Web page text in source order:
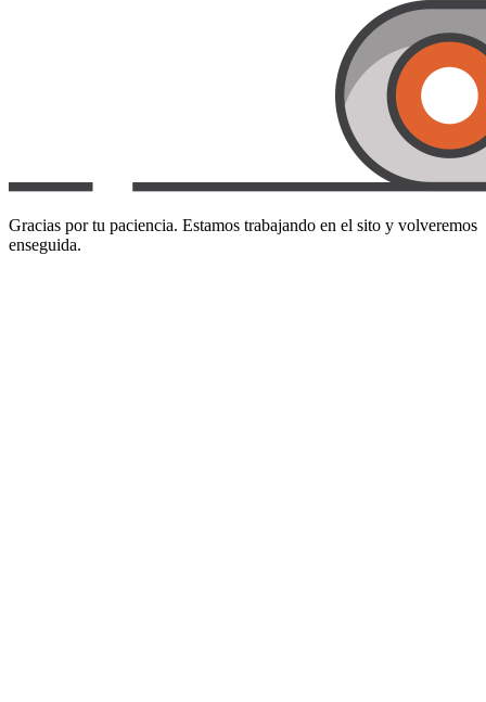
Gracias por tu paciencia. Estamos trabajando en el sito y volveremos
enseguida.